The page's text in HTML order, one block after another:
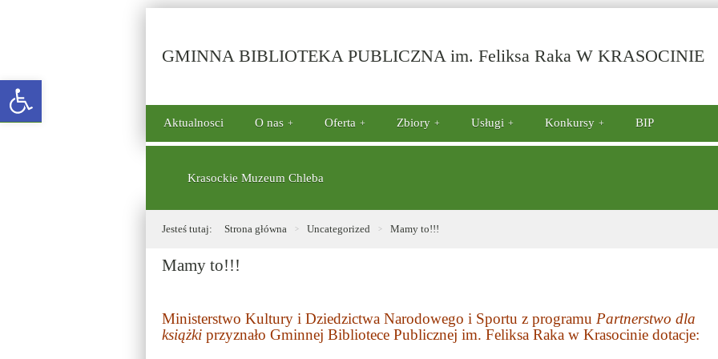
Open toolbar
GMINNA BIBLIOTEKA PUBLICZNA im. Feliksa Raka W KRASOCINIE-
Aktualnosci O nas Oferta Zbiory Usługi Konkursy BIP
Krasockie Muzeum Chleba
Jesteś tutaj: Strona główna Uncategorized Mamy to!!!
Mamy to!!!
Ministerstwo Kultury i Dziedzictwa Narodowego i Sportu z programu Partnerstwo dla
książki przyznało Gminnej Bibliotece Publicznej im. Feliksa Raka w Krasocinie dotacje: